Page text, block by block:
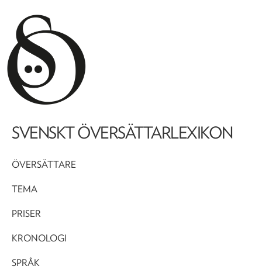
SVENSKT ÖVERSÄTTARLEXIKON
ÖVERSÄTTARE
TEMA
PRISER
KRONOLOGI
SPRÅK